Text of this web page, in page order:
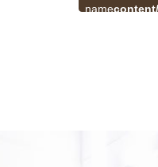
$cat_name